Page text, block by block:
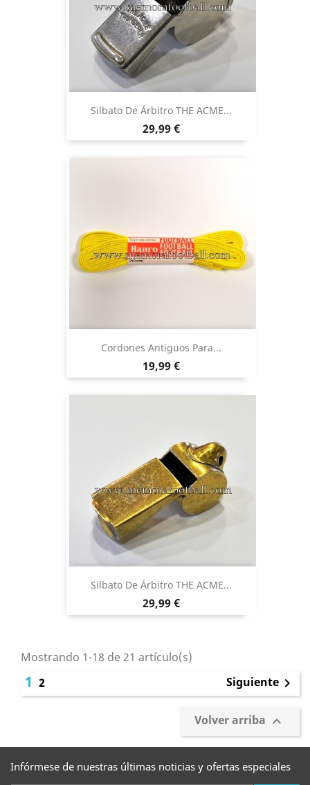
Silbato De Árbitro THE ACME...
Precio
29,99 €
Cordones Antiguos Para...
Precio
19,99 €
Silbato De Árbitro THE ACME...
Precio
29,99 €
Mostrando 1-18 de 21 artículo(s)
1 2 Siguiente 
Volver arriba 
Infórmese de nuestras últimas noticias y ofertas especiales